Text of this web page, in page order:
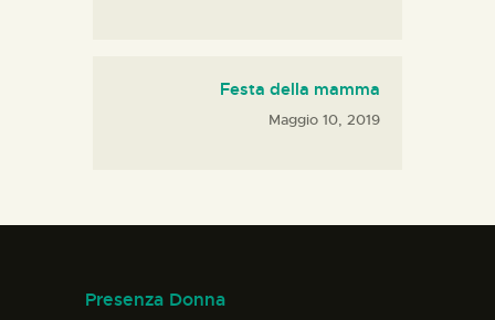
Festa della mamma
Maggio 10, 2019
Presenza Donna